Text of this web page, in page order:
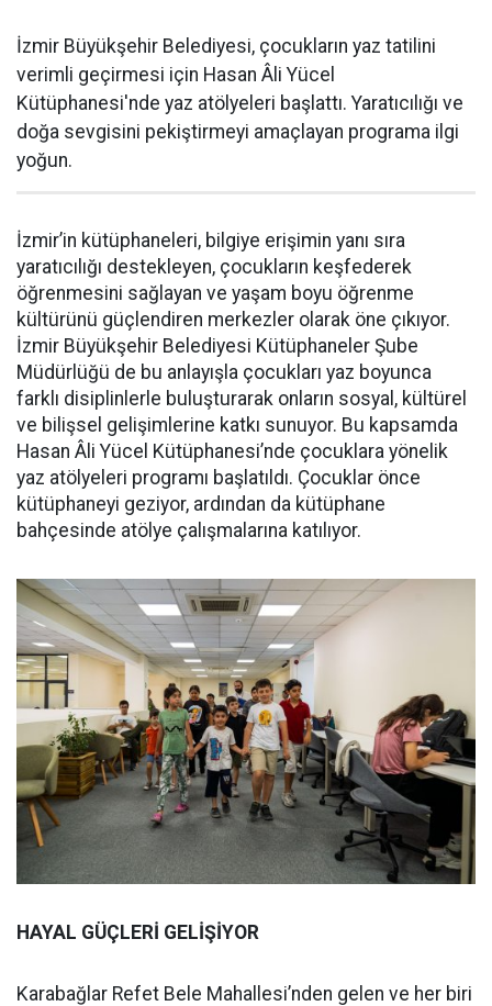
İzmir Büyükşehir Belediyesi, çocukların yaz tatilini
verimli geçirmesi için Hasan Âli Yücel
Kütüphanesi'nde yaz atölyeleri başlattı. Yaratıcılığı ve
doğa sevgisini pekiştirmeyi amaçlayan programa ilgi
yoğun.
İzmir’in kütüphaneleri, bilgiye erişimin yanı sıra
yaratıcılığı destekleyen, çocukların keşfederek
öğrenmesini sağlayan ve yaşam boyu öğrenme
kültürünü güçlendiren merkezler olarak öne çıkıyor.
İzmir Büyükşehir Belediyesi Kütüphaneler Şube
Müdürlüğü de bu anlayışla çocukları yaz boyunca
farklı disiplinlerle buluşturarak onların sosyal, kültürel
ve bilişsel gelişimlerine katkı sunuyor. Bu kapsamda
Hasan Âli Yücel Kütüphanesi’nde çocuklara yönelik
yaz atölyeleri programı başlatıldı. Çocuklar önce
kütüphaneyi geziyor, ardından da kütüphane
bahçesinde atölye çalışmalarına katılıyor.
HAYAL GÜÇLERİ GELİŞİYOR
Karabağlar Refet Bele Mahallesi’nden gelen ve her biri